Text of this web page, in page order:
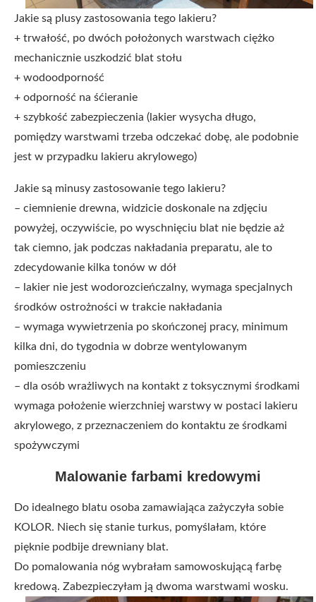
Jakie są plusy zastosowania tego lakieru?
+ trwałość, po dwóch położonych warstwach ciężko
mechanicznie uszkodzić blat stołu
+ wodoodporność
+ odporność na śćieranie
+ szybkość zabezpieczenia (lakier wysycha długo,
pomiędzy warstwami trzeba odczekać dobę, ale podobnie
jest w przypadku lakieru akrylowego)
Jakie są minusy zastosowanie tego lakieru?
– ciemnienie drewna, widzicie doskonale na zdjęciu
powyżej, oczywiście, po wyschnięciu blat nie będzie aż
tak ciemno, jak podczas nakładania preparatu, ale to
zdecydowanie kilka tonów w dół
– lakier nie jest wodorozcieńczalny, wymaga specjalnych
środków ostrożności w trakcie nakładania
– wymaga wywietrzenia po skończonej pracy, minimum
kilka dni, do tygodnia w dobrze wentylowanym
pomieszczeniu
– dla osób wrażliwych na kontakt z toksycznymi środkami
wymaga położenie wierzchniej warstwy w postaci lakieru
akrylowego, z przeznaczeniem do kontaktu ze środkami
spożywczymi
Malowanie farbami kredowymi
Do idealnego blatu osoba zamawiająca zażyczyła sobie
KOLOR. Niech się stanie turkus, pomyślałam, które
pięknie podbije drewniany blat.
Do pomalowania nóg wybrałam samowoskującą farbę
kredową. Zabezpieczyłam ją dwoma warstwami wosku.